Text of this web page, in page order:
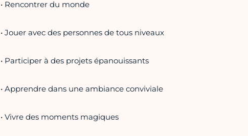
• Rencontrer du monde
• Jouer avec des personnes de tous niveaux
• Participer à des projets épanouissants
• Apprendre dans une ambiance conviviale
• Vivre des moments magiques